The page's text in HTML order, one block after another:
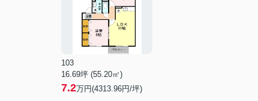
103
16.69坪 (55.20㎡)
7.2万円(4313.96円/坪)